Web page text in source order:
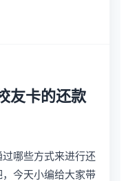
友卡的还款
哪些方式来进行还
今天小编给大家带